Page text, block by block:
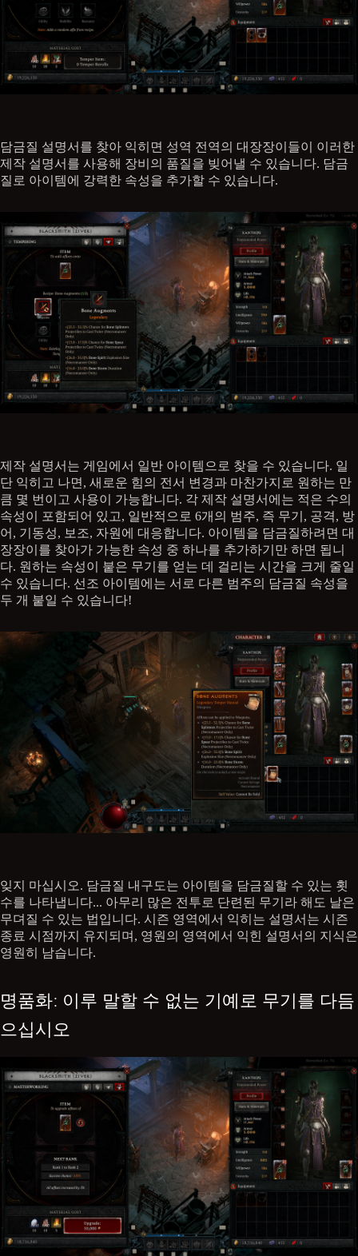
담금질 설명서를 찾아 익히면 성역 전역의 대장장이들이 이러한
제작 설명서를 사용해 장비의 품질을 빚어낼 수 있습니다. 담금
질로 아이템에 강력한 속성을 추가할 수 있습니다.
제작 설명서는 게임에서 일반 아이템으로 찾을 수 있습니다. 일
단 익히고 나면, 새로운 힘의 전서 변경과 마찬가지로 원하는 만
큼 몇 번이고 사용이 가능합니다. 각 제작 설명서에는 적은 수의
속성이 포함되어 있고, 일반적으로 6개의 범주, 즉 무기, 공격, 방
어, 기동성, 보조, 자원에 대응합니다. 아이템을 담금질하려면 대
장장이를 찾아가 가능한 속성 중 하나를 추가하기만 하면 됩니
다. 원하는 속성이 붙은 무기를 얻는 데 걸리는 시간을 크게 줄일
수 있습니다. 선조 아이템에는 서로 다른 범주의 담금질 속성을
두 개 붙일 수 있습니다!
잊지 마십시오. 담금질 내구도는 아이템을 담금질할 수 있는 횟
수를 나타냅니다... 아무리 많은 전투로 단련된 무기라 해도 날은
무뎌질 수 있는 법입니다. 시즌 영역에서 익히는 설명서는 시즌
종료 시점까지 유지되며, 영원의 영역에서 익힌 설명서의 지식은
영원히 남습니다.
명품화: 이루 말할 수 없는 기예로 무기를 다듬
으십시오